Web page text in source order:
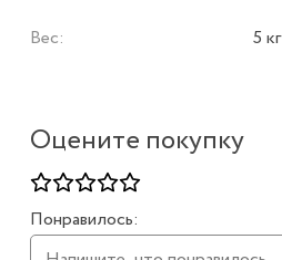
Оцените покупку
Понравилось:
Вес: 5 кг